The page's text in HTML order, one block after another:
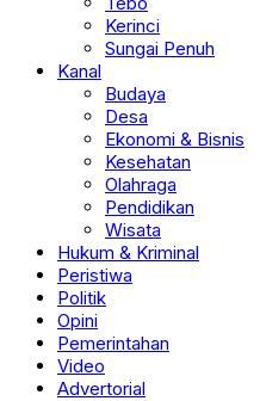
Kerinci
Sungai Penuh
Kanal
Budaya
Desa
Ekonomi & Bisnis
Kesehatan
Olahraga
Pendidikan
Wisata
Hukum & Kriminal
Peristiwa
Politik
Opini
Pemerintahan
Video
Advertorial